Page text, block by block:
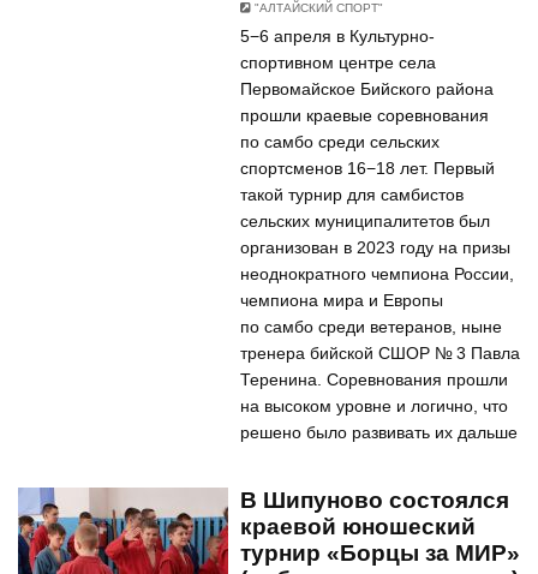
"АЛТАЙСКИЙ СПОРТ"
5−6 апреля в Культурно-
спортивном центре села
Первомайское Бийского района
прошли краевые соревнования
по самбо среди сельских
спортсменов 16−18 лет. Первый
такой турнир для самбистов
сельских муниципалитетов был
организован в 2023 году на призы
неоднократного чемпиона России,
чемпиона мира и Европы
по самбо среди ветеранов, ныне
тренера бийской СШОР № 3 Павла
Теренина. Соревнования прошли
на высоком уровне и логично, что
решено было развивать их дальше
В Шипуново состоялся
краевой юношеский
турнир «Борцы за МИР»